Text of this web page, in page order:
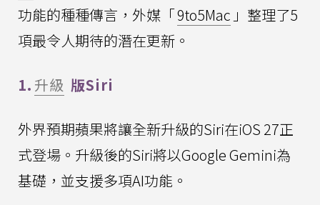
功能的種種傳言，外媒「9to5Mac 」整理了5
項最令人期待的潛在更新。
1. 升級 版Siri
外界預期蘋果將讓全新升級的Siri在iOS 27正
式登場。升級後的Siri將以Google Gemini為
基礎，並支援多項AI功能。